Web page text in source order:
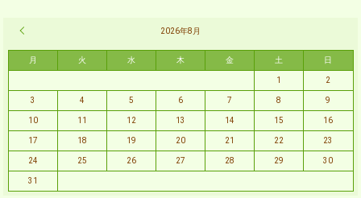
2026年8月
月 火 水 木 金 土 日
1 2
3 4 5 6 7 8 9
10 11 12 13 14 15 16
17 18 19 20 21 22 23
24 25 26 27 28 29 30
31